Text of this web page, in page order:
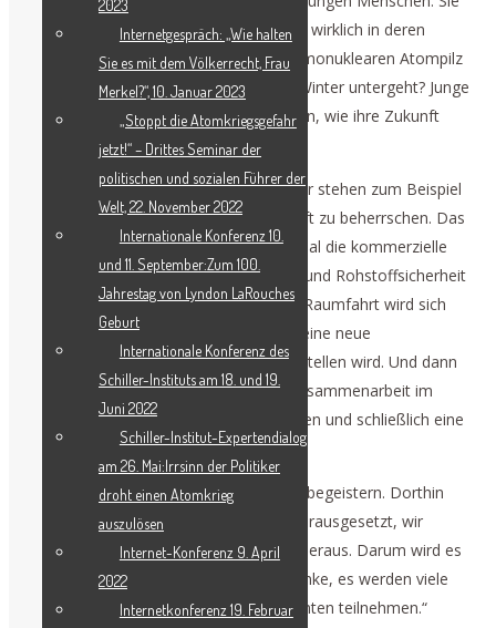
werden im Moment nicht gefragt: Ist es wirklich in deren
Interesse, daß die Welt von einem thermonuklearen Atompilz
und darauffolgend in einem nuklearen Winter untergeht? Junge
Menschen sollten mitbestimmen können, wie ihre Zukunft
Es gibt so spannende Entwicklungen! Wir stehen zum Beispiel
kurz davor, thermonukleare Fusionskraft zu beherrschen. Das
ist unglaublich, denn wenn wir erst einmal die kommerzielle
Kernfusion haben, werden wir Energie- und Rohstoffsicherheit
auf unserem Planeten haben. Auch die Raumfahrt wird sich
damit wesentlich verbessern, weil dies eine neue
Brennstoffquelle für die Raumfahrt darstellen wird. Und dann
ist da noch die umfassende Idee der Zusammenarbeit im
Weltraum: Wir können Monddörfer bauen und schließlich eine
Stadt auf dem Mars errichten.
All das sind Dinge, die junge Menschen begeistern. Dorthin
kann sich die Menschheit entwickeln, vorausgesetzt, wir
kommen aus der gegenwärtigen Krise heraus. Darum wird es
auf dieser Konferenz gehen, und ich denke, es werden viele
junge Menschen aus allen fünf Kontinenten teilnehmen.“
2023
Internetgespräch: „Wie halten
Sie es mit dem Völkerrecht, Frau
Merkel?“, 10. Januar 2023
„Stoppt die Atomkriegsgefahr
jetzt!“ – Drittes Seminar der
politischen und sozialen Führer der
Welt, 22. November 2022
Internationale Konferenz 10.
und 11. September:Zum 100.
Jahrestag von Lyndon LaRouches
Geburt
Internationale Konferenz des
Schiller-Instituts am 18. und 19.
Juni 2022
Schiller-Institut-Expertendialog
am 26. Mai:Irrsinn der Politiker
droht einen Atomkrieg
auszulösen
Internet-Konferenz 9. April
2022
Internetkonferenz 19. Februar